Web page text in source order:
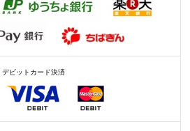
デビットカード決済